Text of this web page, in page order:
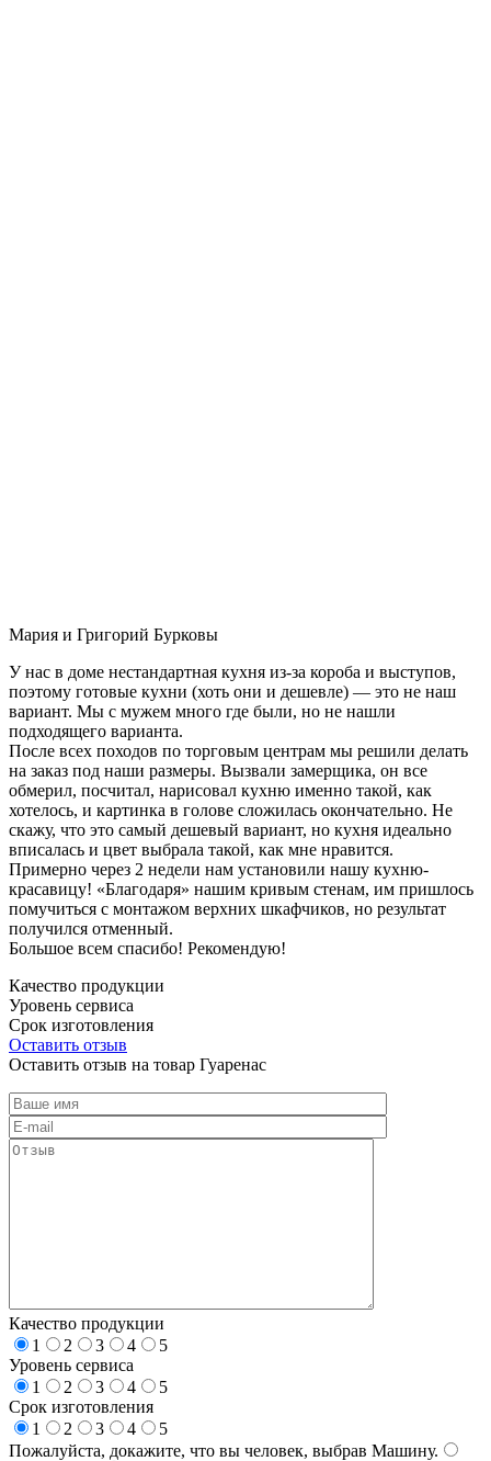
Мария и Григорий Бурковы
У нас в доме нестандартная кухня из-за короба и выступов,
поэтому готовые кухни (хоть они и дешевле) — это не наш
вариант. Мы с мужем много где были, но не нашли
подходящего варианта.
После всех походов по торговым центрам мы решили делать
на заказ под наши размеры. Вызвали замерщика, он все
обмерил, посчитал, нарисовал кухню именно такой, как
хотелось, и картинка в голове сложилась окончательно. Не
скажу, что это самый дешевый вариант, но кухня идеально
вписалась и цвет выбрала такой, как мне нравится.
Примерно через 2 недели нам установили нашу кухню-
красавицу! «Благодаря» нашим кривым стенам, им пришлось
помучиться с монтажом верхних шкафчиков, но результат
получился отменный.
Большое всем спасибо! Рекомендую!
Качество продукции
Уровень сервиса
Срок изготовления
Оставить отзыв
Оставить отзыв на товар Гуаренас
Качество продукции
1
2 3 4
5
Уровень сервиса
1
2 3 4
5
Срок изготовления
1
2 3 4
5
Пожалуйста, докажите, что вы человек, выбрав Машину.